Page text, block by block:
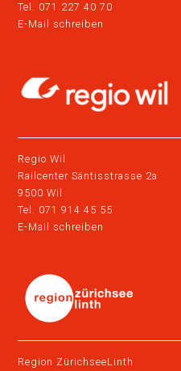
Tel. 071 227 40 70
E-Mail schreiben
Regio Wil
Railcenter Säntisstrasse 2a
9500 Wil
Tel. 071 914 45 55
E-Mail schreiben
Region ZürichseeLinth